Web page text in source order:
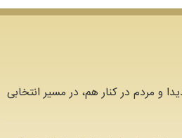
و مردم در کنار هم، در مسیر انتخابی